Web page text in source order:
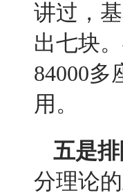
讲过，
出七块
84000多
用。
五是
分理论